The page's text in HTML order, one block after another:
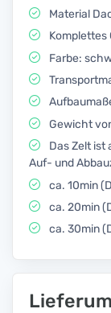
Material
Komplettes
Farbe:
Gewicht
Das Zelt ist
Auf- und
ca. 10min
ca. 20min
ca. 30min